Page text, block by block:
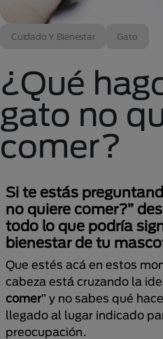
Cuidado Y Bienestar Gato
¿Qué
gato no
comer?
Si te estás
no quiere comer?”
todo lo que podría
bienestar de tu
Que estés acá en estos
cabeza está cruzando la
comer” y no sabes qué
llegado al lugar indicado
preocupación.